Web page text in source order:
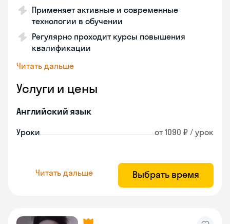
Применяет активные и современные
технологии в обучении
Регулярно проходит курсы повышения
квалификации
Читать дальше
Услуги и цены
Английский язык
Уроки от 1090 ₽ / урок
Читать дальше Выбрать время